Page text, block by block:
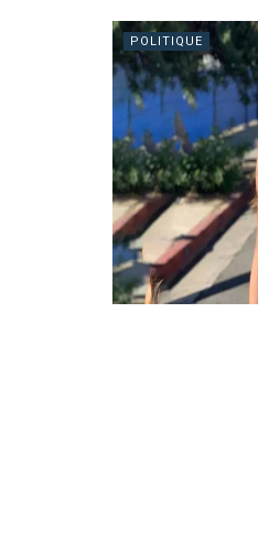
POLITIQUE